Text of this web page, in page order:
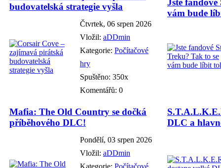
budovatelská strategie vyšla
Čtvrtek, 06 srpen 2026
Vložil: aDDmin
Kategorie: Počítačové
hry
Spuštěno: 350x
Komentářů: 0
Jste
vám bude
Mafia: The Old Country se dočká
příběhového DLC!
Pondělí, 03 srpen 2026
Vložil: aDDmin
Kategorie: Počítačové
DLC a